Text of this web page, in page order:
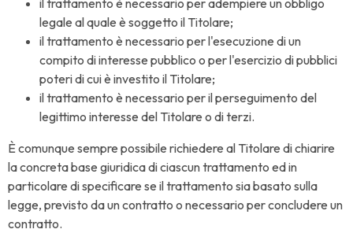
il trattamento è necessario per adempiere un obbligo
legale al quale è soggetto il Titolare;
il trattamento è necessario per l'esecuzione di un
compito di interesse pubblico o per l'esercizio di pubblici
poteri di cui è investito il Titolare;
il trattamento è necessario per il perseguimento del
legittimo interesse del Titolare o di terzi.
È comunque sempre possibile richiedere al Titolare di chiarire
la concreta base giuridica di ciascun trattamento ed in
particolare di specificare se il trattamento sia basato sulla
legge, previsto da un contratto o necessario per concludere un
contratto.